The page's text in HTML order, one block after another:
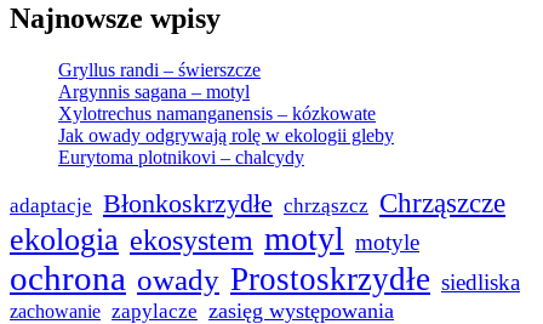
Najnowsze wpisy
Gryllus randi – świerszcze
Argynnis sagana – motyl
Xylotrechus namanganensis – kózkowate
Jak owady odgrywają rolę w ekologii gleby
Eurytoma plotnikovi – chalcydy
adaptacje Błonkoskrzydłe chrząszcz Chrząszcze
ekologia ekosystem motyl motyle
ochrona owady Prostoskrzydłe siedliska
zachowanie zapylacze zasięg występowania